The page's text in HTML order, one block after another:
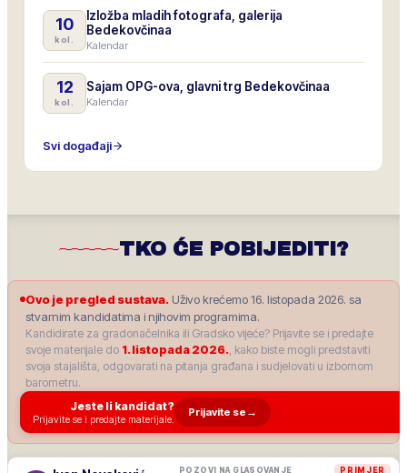
10
kol.
Izložba mladih fotografa, galerija
Bedekovčinaa
Kalendar
12
kol.
Sajam OPG-ova, glavni trg Bedekovčinaa
Kalendar
Svi događaji
TKO ĆE POBIJEDITI?
Ovo je pregled sustava. Uživo krećemo 16. listopada 2026. sa
stvarnim kandidatima i njihovim programima.
Kandidirate za gradonačelnika ili Gradsko vijeće? Prijavite se i predajte
svoje materijale do 1. listopada 2026., kako biste mogli predstaviti
svoja stajališta, odgovarati na pitanja građana i sudjelovati u izbornom
barometru.
Jeste li kandidat?
Prijavite se i predajte materijale.
Prijavite se →
PRIMJER
POZOVI NA GLASOVANJE